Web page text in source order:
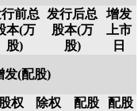
前总
本(万
股)
发行后总
股本(万
股)
增发
上市
日
发(配股)
股权
除权
配股
配股